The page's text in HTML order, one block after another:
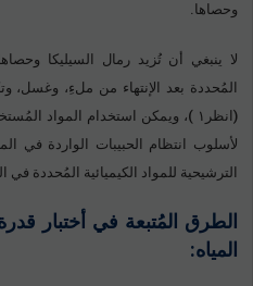
وحصاها.
لا ينبغي أن تُزيد رمال السيليكا
المُحددة بعد الإنتهاء من ملءِ، وغسل،
(انظر١ )، ويمكن استخدام المواد
الترشيحية للمواد الكيميائية المُحددة في
الطرق المُتبعة في أختبار
المياه: